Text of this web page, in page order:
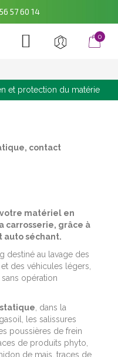
57 60 14
0
et protection du matériel
contact
matériel en
carrosserie, grâce à
auto séchant.
destiné au lavage des
des véhicules légers,
opération
, dans la
les salissures
poussières de frein
de produits phyto,
de mais, traces de